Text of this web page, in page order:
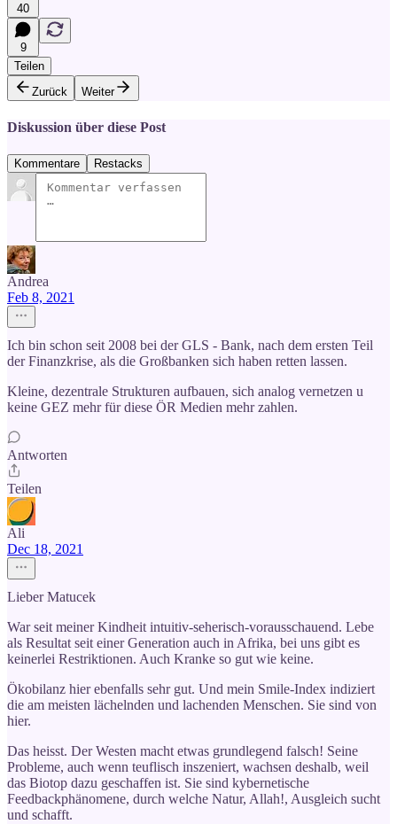
40
9
Teilen
Zurück
Weiter
Diskussion über diese Post
Kommentare Restacks
Andrea
Feb 8, 2021
Ich bin schon seit 2008 bei der GLS - Bank, nach dem ersten Teil
der Finanzkrise, als die Großbanken sich haben retten lassen.
Kleine, dezentrale Strukturen aufbauen, sich analog vernetzen u
keine GEZ mehr für diese ÖR Medien mehr zahlen.
Antworten
Teilen
Ali
Dec 18, 2021
Lieber Matucek
War seit meiner Kindheit intuitiv-seherisch-vorausschauend. Lebe
als Resultat seit einer Generation auch in Afrika, bei uns gibt es
keinerlei Restriktionen. Auch Kranke so gut wie keine.
Ökobilanz hier ebenfalls sehr gut. Und mein Smile-Index indiziert
die am meisten lächelnden und lachenden Menschen. Sie sind von
hier.
Das heisst. Der Westen macht etwas grundlegend falsch! Seine
Probleme, auch wenn teuflisch inszeniert, wachsen deshalb, weil
das Biotop dazu geschaffen ist. Sie sind kybernetische
Feedbackphänomene, durch welche Natur, Allah!, Ausgleich sucht
und schafft.